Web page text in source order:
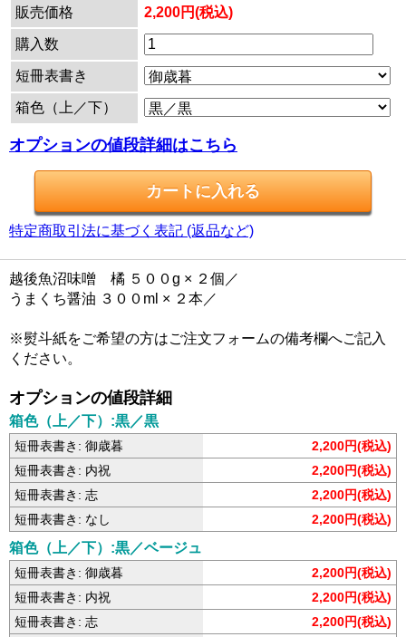
販売価格 2,200円(税込)
購入数
短冊表書き
箱色（上／下）
オプションの値段詳細はこちら
特定商取引法に基づく表記 (返品など)
越後魚沼味噌 橘 ５００g × ２個／
うまくち醤油 ３００ml × ２本／
※熨斗紙をご希望の方はご注文フォームの備考欄へご記入
ください。
オプションの値段詳細
箱色（上／下）:黒／黒
短冊表書き: 御歳暮
2,200円(税込)
短冊表書き: 内祝
2,200円(税込)
短冊表書き: 志
2,200円(税込)
短冊表書き: なし
2,200円(税込)
箱色（上／下）:黒／ベージュ
短冊表書き: 御歳暮
2,200円(税込)
短冊表書き: 内祝
2,200円(税込)
短冊表書き: 志
2,200円(税込)